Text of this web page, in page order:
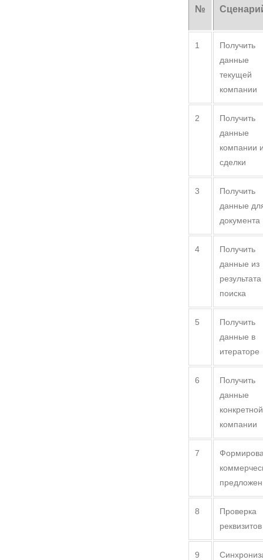
№
1
Получить
данные
текущей
компании
2
Получить
данные
компании
сделки
3
Получить
данные
документа
4
Получить
данные из
результата
поиска
5
Получить
данные в
итераторе
6
Получить
данные
конкретной
компании
7
8
Проверка
реквизитов
9